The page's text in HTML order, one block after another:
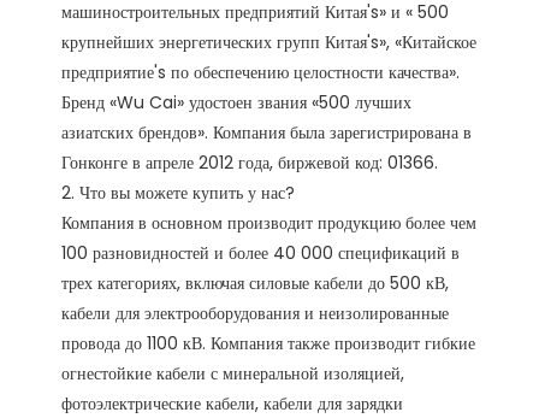
машиностроительных предприятий Китая's» и « 500
крупнейших энергетических групп Китая's», «Китайское
предприятие's по обеспечению целостности качества».
Бренд «Wu Cai» удостоен звания «500 лучших
азиатских брендов». Компания была зарегистрирована в
Гонконге в апреле 2012 года, биржевой код: 01366.
2. Что вы можете купить у нас?
Компания в основном производит продукцию более чем
100 разновидностей и более 40 000 спецификаций в
трех категориях, включая силовые кабели до 500 кВ,
кабели для электрооборудования и неизолированные
провода до 1100 кВ. Компания также производит гибкие
огнестойкие кабели с минеральной изоляцией,
фотоэлектрические кабели, кабели для зарядки